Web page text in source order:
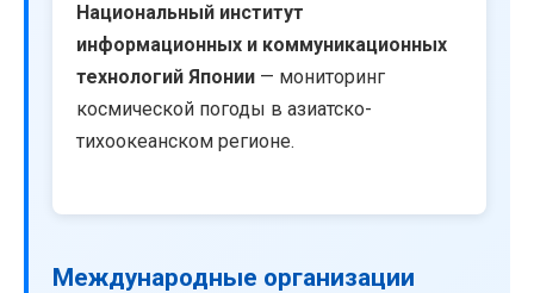
Национальный институт
информационных и коммуникационных
технологий Японии — мониторинг
космической погоды в азиатско-
тихоокеанском регионе.
Международные организации